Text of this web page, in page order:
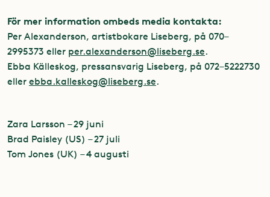
För mer information ombeds media kontakta:
Per Alexanderson, artistbokare Liseberg, på 070–
2995373 eller per.alexanderson@liseberg.se.
Ebba Källeskog, pressansvarig Liseberg, på 072–5222730
eller ebba.kalleskog@liseberg.se.
Zara Larsson – 29 juni
Brad Paisley (US) – 27 juli
Tom Jones (UK) – 4 augusti